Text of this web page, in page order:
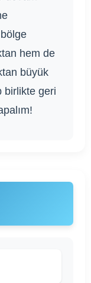
hem de
büyük
birlikte geri